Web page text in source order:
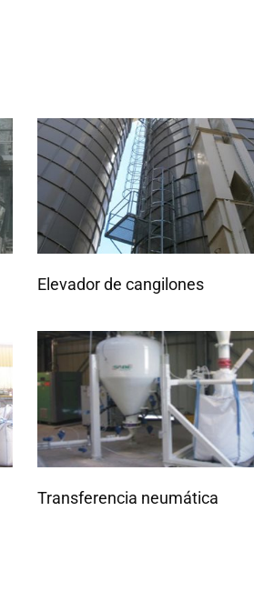
Elevador de cangilones
Transferencia neumática